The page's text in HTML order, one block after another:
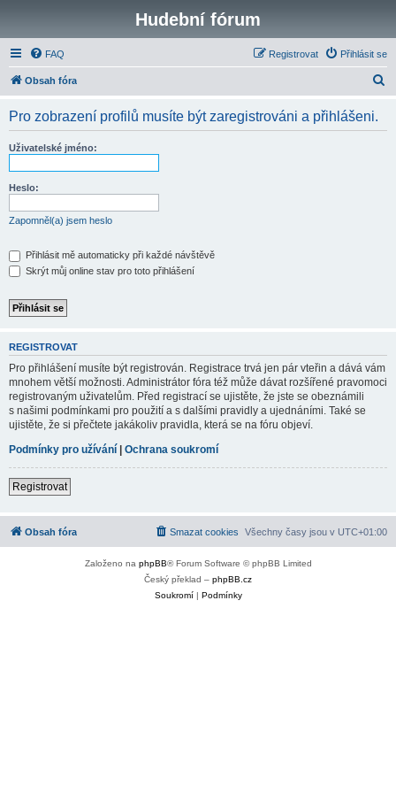
Hudební fórum
FAQ Přihlásit se
Registrovat
Obsah fóra
Pro zobrazení profilů musíte být zaregistrováni a přihlášeni.
Uživatelské jméno:
Heslo:
Zapomněl(a) jsem heslo
Přihlásit mě automaticky při každé návštěvě
Skrýt můj online stav pro toto přihlášení
REGISTROVAT
Pro přihlášení musíte být registrován. Registrace trvá jen pár vteřin a dává vám
mnohem větší možnosti. Administrátor fóra též může dávat rozšířené pravomoci
registrovaným uživatelům. Před registrací se ujistěte, že jste se obeznámili
s našimi podmínkami pro použití a s dalšími pravidly a ujednáními. Také se
ujistěte, že si přečtete jakákoliv pravidla, která se na fóru objeví.
Podmínky pro užívání | Ochrana soukromí
Registrovat
Obsah fóra Všechny časy jsou v UTC+01:00
Smazat cookies
Založeno na phpBB® Forum Software © phpBB Limited
Český překlad – phpBB.cz
Soukromí| Podmínky